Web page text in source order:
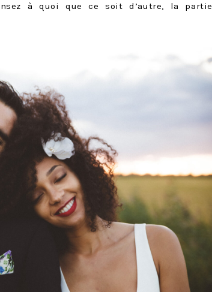
à quoi que ce soit d’autre, la partie